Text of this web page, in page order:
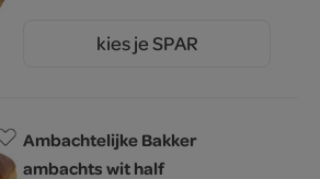
kies je SPAR
Ambachtelijke Bakker
ambachts wit half